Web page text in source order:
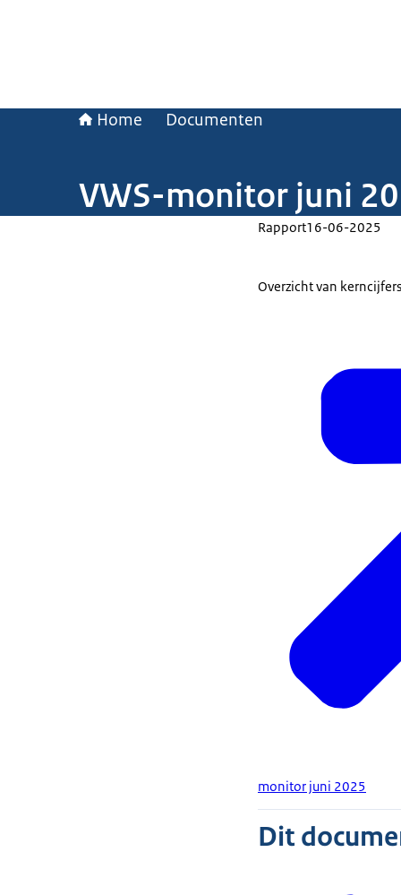
Home Documenten
VWS-monitor juni
Rapport16-06-2025
Overzicht van
monitor juni 2025
Dit